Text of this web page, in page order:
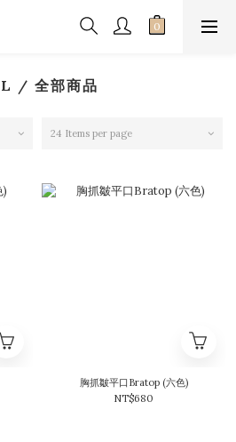
/ 全部商品
24 Items per page
胸抓皺平口Bratop (六色)
NT$680